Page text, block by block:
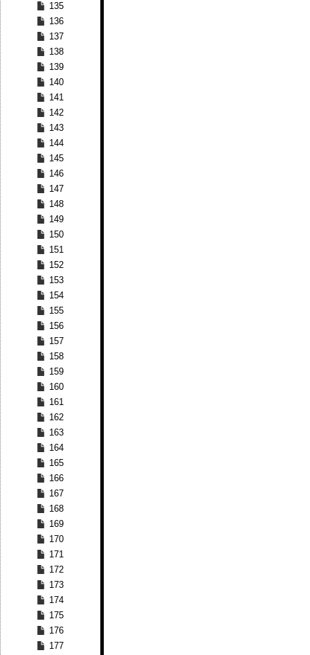
135
136
137
138
139
140
141
142
143
144
145
146
147
148
149
150
151
152
153
154
155
156
157
158
159
160
161
162
163
164
165
166
167
168
169
170
171
172
173
174
175
176
177